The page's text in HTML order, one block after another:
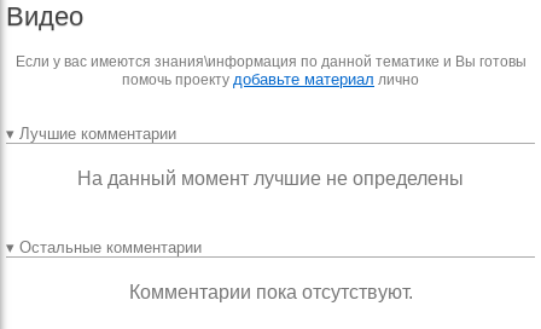
Видео
Если у вас имеются знания\информация по данной тематике и Вы готовы
помочь проекту добавьте материал лично
▾ Лучшие комментарии
На данный момент лучшие не определены
▾ Остальные комментарии
Комментарии пока отсутствуют.